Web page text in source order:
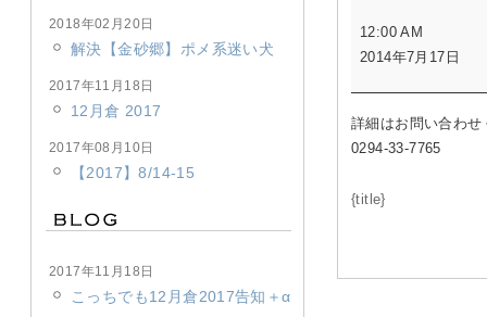
12:00 AM
2014年7月17日
詳細はお問い合わせ
0294-33-7765
{title}
2018年02月20日
解決【金砂郷】ポメ系迷い犬
2017年11月18日
12月倉 2017
2017年08月10日
【2017】8/14-15
2017年11月18日
こっちでも12月倉2017告知＋α